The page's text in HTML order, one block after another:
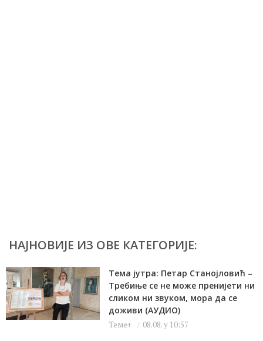
НАЈНОВИЈЕ ИЗ ОВЕ КАТЕГОРИЈЕ:
Тема јутра: Петар Станојловић –
Требиње се не може пренијети ни
сликом ни звуком, мора да се
доживи (АУДИО)
Теме+ 08.08. у 10:57